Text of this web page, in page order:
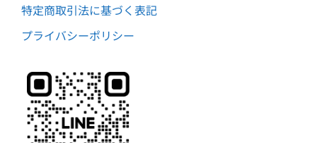
特定商取引法に基づく表記
プライバシーポリシー